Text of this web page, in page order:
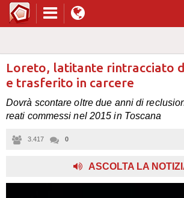
Loreto, latitante rintracciato
e trasferito in carcere
Dovrà scontare oltre due anni di
reati commessi nel 2015 in Toscana
3.417 0
ASCOLTA LA